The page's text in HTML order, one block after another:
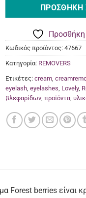
ΠΡΟΣΘΉΚΗ
Κωδικός προϊόντος: 47667
Κατηγορία: REMOVERS
Ετικέτες: cream
eyelash eyelashes Lovely,
βλεφαρίδων προϊόντα
Forest berries είναι